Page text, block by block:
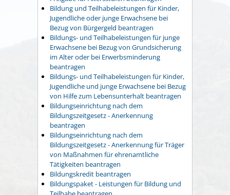
Bildung und Teilhabeleistungen für Kinder,
Jugendliche oder junge Erwachsene bei
Bezug von Bürgergeld beantragen
Bildungs- und Teilhabeleistungen für junge
Erwachsene bei Bezug von Grundsicherung
im Alter oder bei Erwerbsminderung
beantragen
Bildungs- und Teilhabeleistungen für Kinder,
Jugendliche und junge Erwachsene bei Bezug
von Hilfe zum Lebensunterhalt beantragen
Bildungseinrichtung nach dem
Bildungszeitgesetz - Anerkennung
beantragen
Bildungseinrichtung nach dem
Bildungszeitgesetz - Anerkennung für Träger
von Maßnahmen für ehrenamtliche
Tätigkeiten beantragen
Bildungskredit beantragen
Bildungspaket - Leistungen für Bildung und